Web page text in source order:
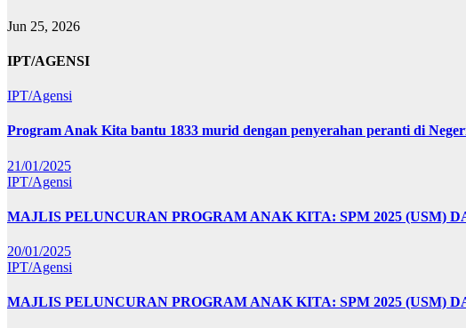
Jun 25, 2026
IPT/AGENSI
IPT/Agensi
Program Anak Kita bantu 1833 murid dengan penyerahan peranti di
21/01/2025
IPT/Agensi
MAJLIS PELUNCURAN PROGRAM ANAK KITA: SPM 2025 (USM)
20/01/2025
IPT/Agensi
MAJLIS PELUNCURAN PROGRAM ANAK KITA: SPM 2025 (USM)